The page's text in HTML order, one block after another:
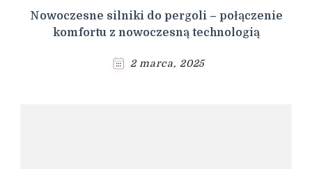
Nowoczesne silniki do pergoli – połączenie
komfortu z nowoczesną technologią
2 marca, 2025